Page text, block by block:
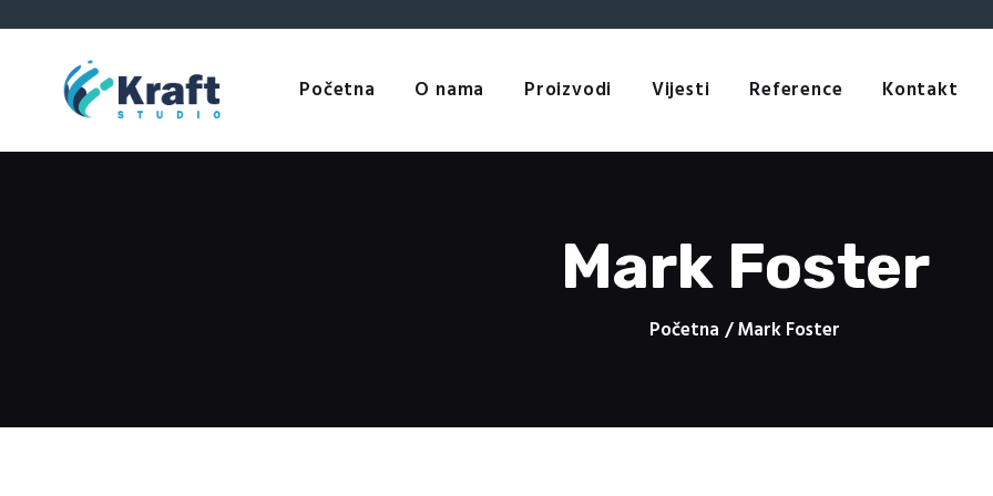
.redirected herehttps://be.moneybellross.com.To learn more, go to website:be.moneybreitling.com.otherhttps://
Početna O nama Proizvodi Vijesti Reference Kontakt
Mark Foster
Početna Mark Foster
Proizvodi
Vijesti